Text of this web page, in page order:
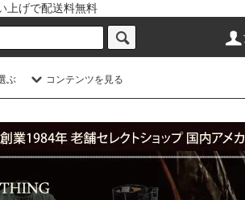
上げで配送料無料
ぶ コンテンツを見る